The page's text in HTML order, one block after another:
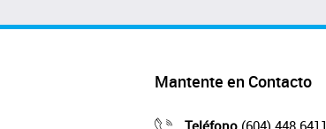
Mantente en Contacto
Teléfono (604) 448 6411